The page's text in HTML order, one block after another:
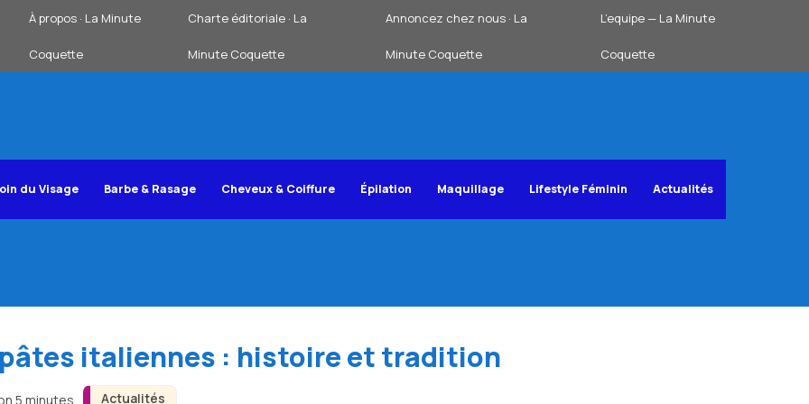
À propos · La Minute
Coquette
Charte éditoriale · La
Minute Coquette
Annoncez chez nous · La
Minute Coquette
L’equipe — La Minute
Coquette
du Visage Barbe & Rasage Cheveux & Coiffure Épilation Maquillage Lifestyle Féminin Actualités
Actualités
pâtes italiennes : histoire et tradition
5 minutes